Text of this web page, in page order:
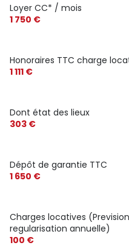
Loyer CC* / mois
1 750 €
Honoraires TTC charge
1 111 €
Dont état des lieux
303 €
Dépôt de garantie TTC
1 650 €
Charges locatives
regularisation annuelle)
100 €